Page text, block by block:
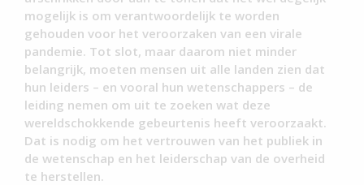
mogelijk is om verantwoordelijk te worden
gehouden voor het veroorzaken van een virale
pandemie. Tot slot, maar daarom niet minder
belangrijk, moeten mensen uit alle landen zien dat
hun leiders – en vooral hun wetenschappers – de
leiding nemen om uit te zoeken wat deze
wereldschokkende gebeurtenis heeft veroorzaakt.
Dat is nodig om het vertrouwen van het publiek in
de wetenschap en het leiderschap van de overheid
te herstellen.